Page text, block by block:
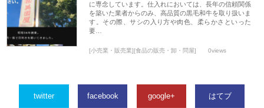
に専念しています。仕入れにおいては、長年の信頼関係
を築いた業者からのみ、高品質の黒毛和牛を取り扱いま
す。その際、サシの入り方や肉色、柔らかさといった
要…
[小売業・販売業][食品の販売・卸・問屋] 0views
twitter facebook google+ はてブ